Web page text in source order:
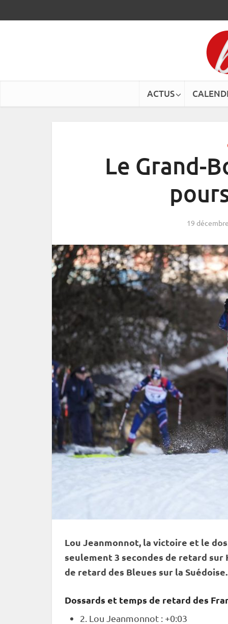
ACTUS
Le Grand-
19
Lou Jeanmonnot, la victoire et le
seulement 3 secondes de retard
de retard des Bleues sur la Suédoise.
Dossards et temps de retard des
2. Lou Jeanmonnot : +0:03